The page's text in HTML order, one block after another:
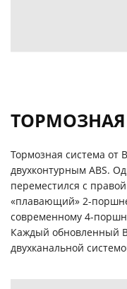
Тормозная система от
двухконтурным ABS.
переместился с
«плавающий» 2-
современному 4-
Каждый обновленный
двухканальной